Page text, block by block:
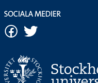
SOCIALA MEDIER